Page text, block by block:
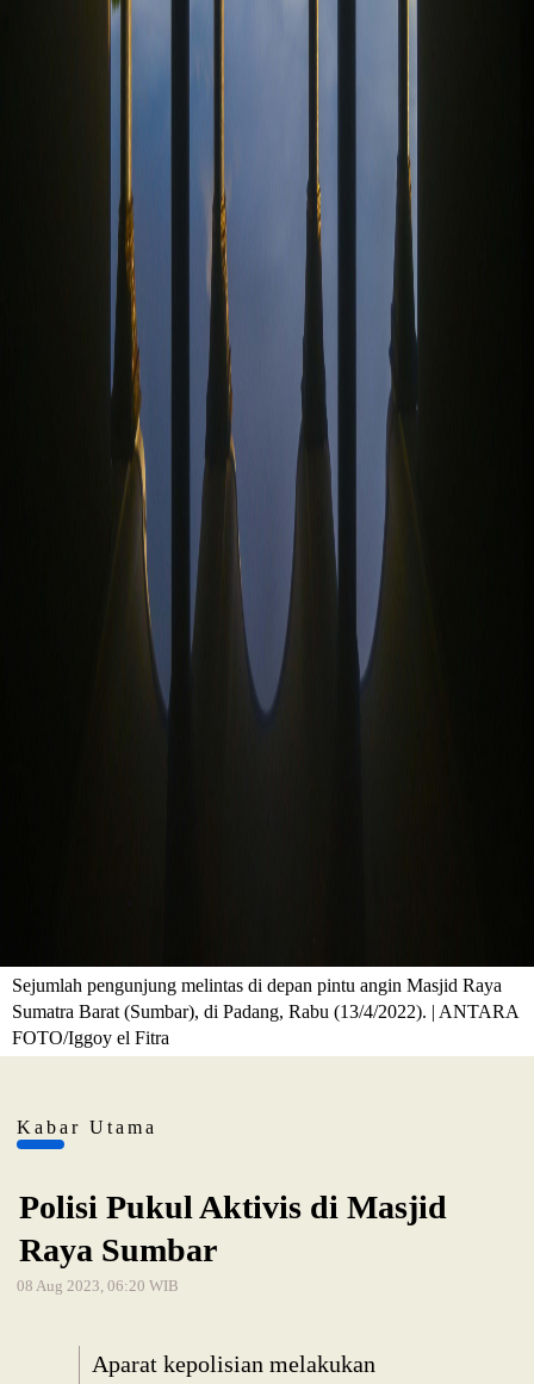
Sejumlah pengunjung melintas di depan pintu angin Masjid Raya
Sumatra Barat (Sumbar), di Padang, Rabu (13/4/2022). | ANTARA
FOTO/Iggoy el Fitra
Kabar Utama
Polisi Pukul Aktivis di Masjid
Raya Sumbar
08 Aug 2023, 06:20 WIB
Aparat kepolisian melakukan